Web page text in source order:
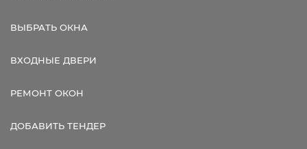
ВЫБРАТЬ ОКНА
ВХОДНЫЕ ДВЕРИ
РЕМОНТ ОКОН
ДОБАВИТЬ ТЕНДЕР